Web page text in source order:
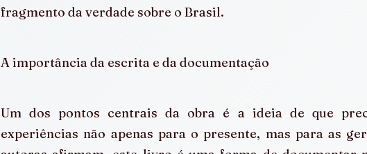
fragmento da verdade sobre o Brasil.
A importância da escrita e da documentação
Um dos pontos centrais da obra é a ideia de que
experiências não apenas para o presente, mas para as